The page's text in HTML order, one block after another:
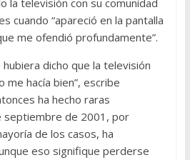
la televisión con su comunidad
cuando “apareció en la pantalla
me ofendió profundamente”.
hubiera dicho que la televisión
me hacía bien”, escribe
ha hecho raras
septiembre de 2001, por
de los casos, ha
eso signifique perderse